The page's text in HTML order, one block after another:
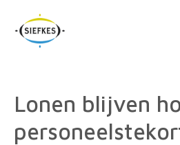
Lonen blijven